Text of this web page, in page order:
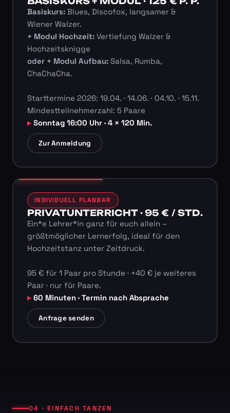
Basiskurs:Blues, Discofox, langsamer &
Wiener Walzer.
+ Modul Hochzeit:Vertiefung Walzer &
Hochzeitsknigge
oder + Modul Aufbau:Salsa, Rumba,
ChaChaCha.
Starttermine 2026: 19.04. · 14.06. · 04.10. · 15.11.
Mindestteilnehmerzahl: 5 Paare
Sonntag 16:00 Uhr · 4 × 120 Min.
Zur Anmeldung
INDIVIDUELL PLANBAR
PRIVATUNTERRICHT · 95 € / STD.
Ein*e Lehrer*in ganz für euch allein –
größtmöglicher Lernerfolg, ideal für den
Hochzeitstanz unter Zeitdruck.
95 € für 1 Paar pro Stunde · +40 € je weiteres
Paar · nur für Paare.
60 Minuten · Termin nach Absprache
Anfrage senden
04 · EINFACH TANZEN